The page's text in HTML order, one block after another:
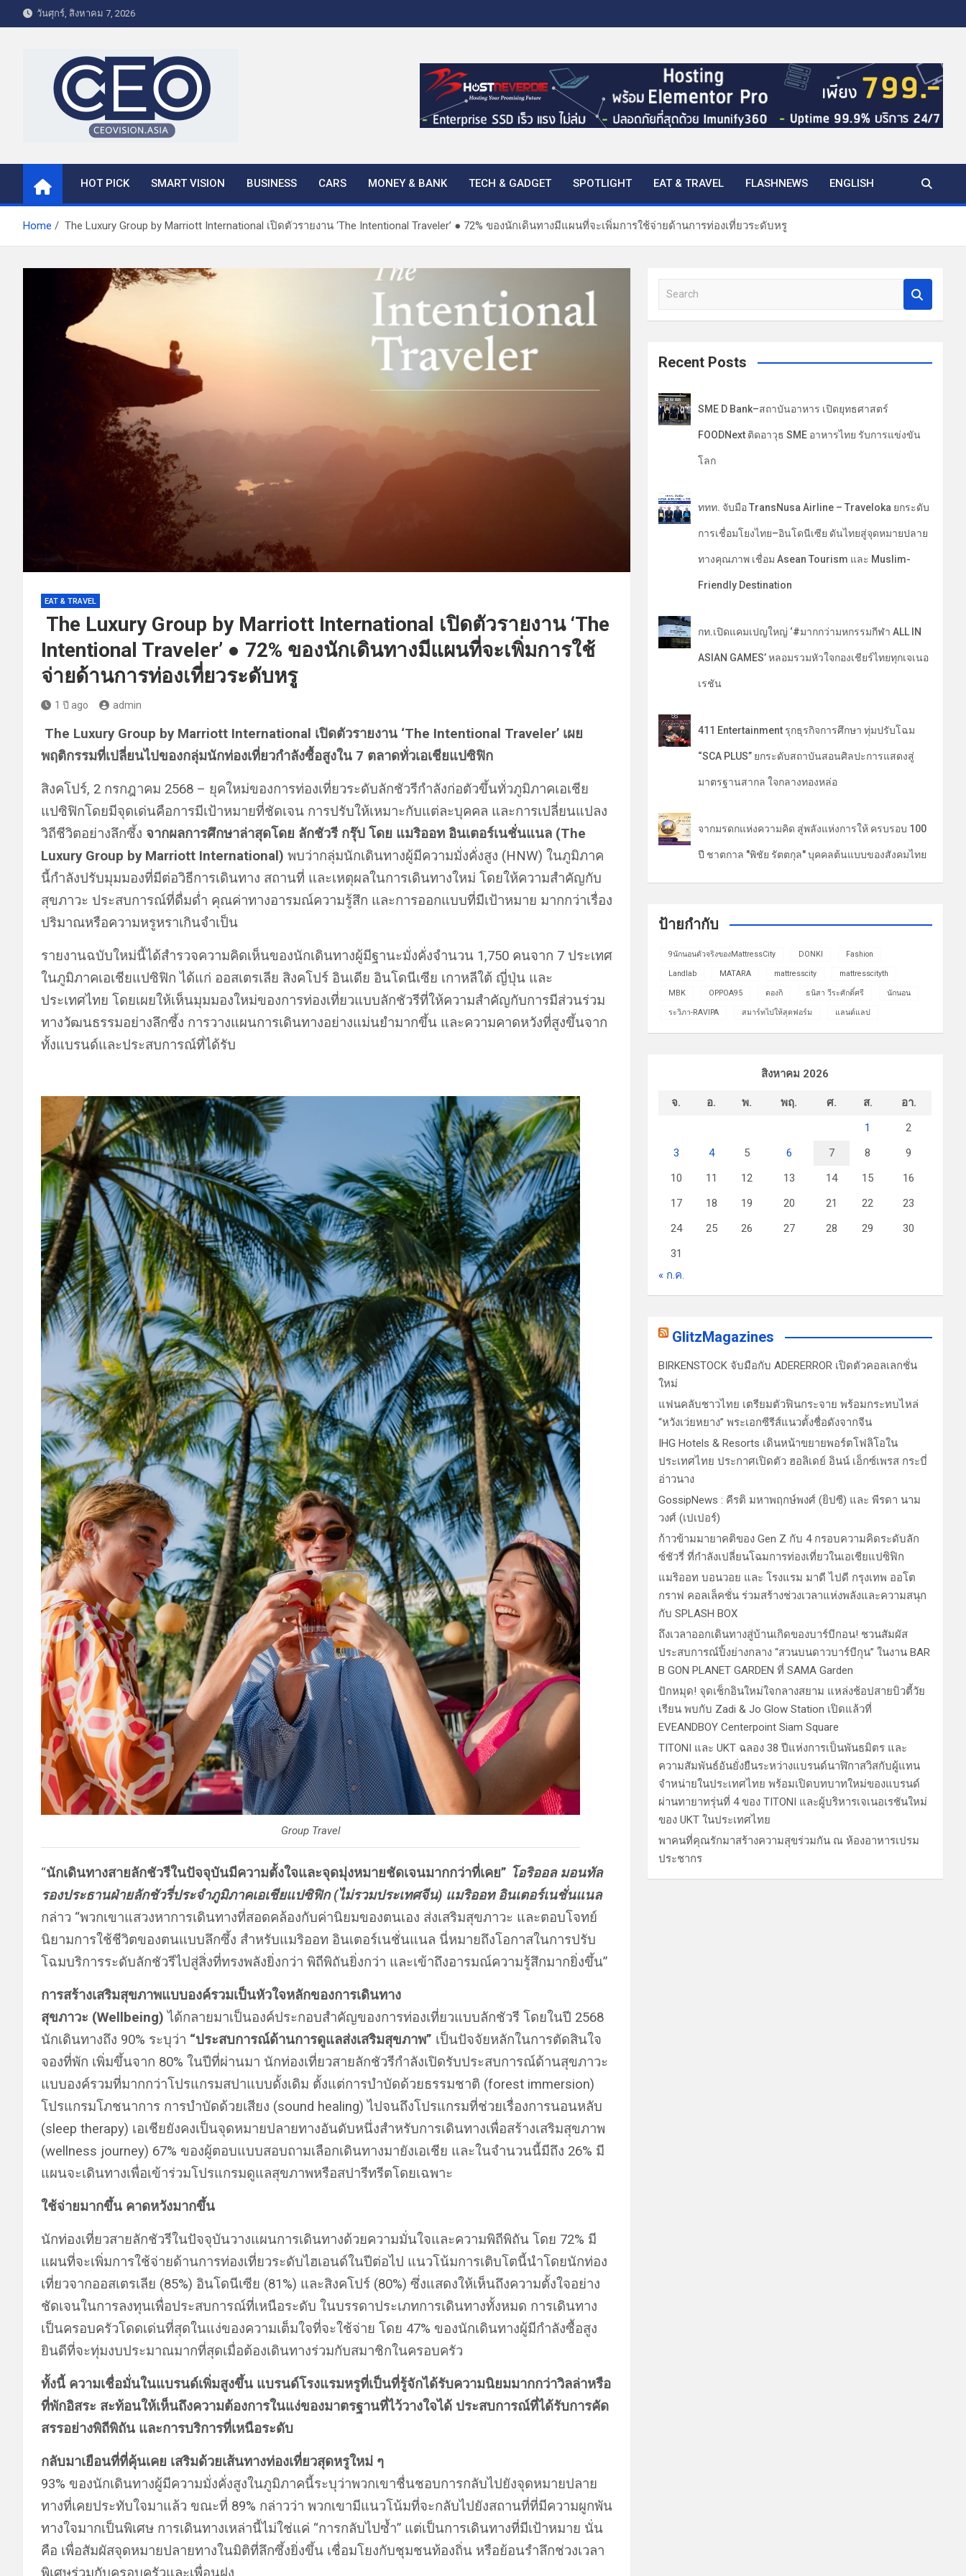
k
n
วันศุกร์, สิงหาคม 7, 2026
CEO VISION.ASIA
HOT PICK SMART VISION BUSINESS CARS MONEY & BANK TECH & GADGET SPOTLIGHT EAT & TRAVEL FLASHNEWS ENGLISH
Home The Luxury Group by Marriott International เปิดตัวรายงาน ‘The Intentional Traveler’ ● 72% ของนักเดินทางมีแผนที่จะเพิ่มการใช้จ่ายด้านการท่องเที่ยวระดับหรู
EAT & TRAVEL
The Luxury Group by Marriott International เปิดตัวรายงาน ‘The
Intentional Traveler’ ● 72% ของนักเดินทางมีแผนที่จะเพิ่มการใช้
จ่ายด้านการท่องเที่ยวระดับหรู
1 ปี ago admin
The Luxury Group by Marriott International เปิดตัวรายงาน ‘The Intentional Traveler’ เผย
พฤติกรรมที่เปลี่ยนไปของกลุ่มนักท่องเที่ยวกำลังซื้อสูงใน 7 ตลาดทั่วเอเชียแปซิฟิก
สิงคโปร์, 2 กรกฎาคม 2568 – ยุคใหม่ของการท่องเที่ยวระดับลักชัวรีกำลังก่อตัวขึ้นทั่วภูมิภาคเอเชีย
แปซิฟิกโดยมีจุดเด่นคือการมีเป้าหมายที่ชัดเจน การปรับให้เหมาะกับแต่ละบุคคล และการเปลี่ยนแปลง
วิถีชีวิตอย่างลึกซึ้ง จากผลการศึกษาล่าสุดโดย ลักชัวรี กรุ๊ป โดย แมริออท อินเตอร์เนชั่นแนล (The
Luxury Group by Marriott International) พบว่ากลุ่มนักเดินทางผู้มีความมั่งคั่งสูง (HNW) ในภูมิภาค
นี้กำลังปรับมุมมองที่มีต่อวิธีการเดินทาง สถานที่ และเหตุผลในการเดินทางใหม่ โดยให้ความสำคัญกับ
สุขภาวะ ประสบการณ์ที่ดื่มด่ำ คุณค่าทางอารมณ์ความรู้สึก และการออกแบบที่มีเป้าหมาย มากกว่าเรื่อง
ปริมาณหรือความหรูหราเกินจำเป็น
รายงานฉบับใหม่นี้ได้สำรวจความคิดเห็นของนักเดินทางผู้มีฐานะมั่งคั่งจำนวน 1,750 คนจาก 7 ประเทศ
ในภูมิภาคเอเชียแปซิฟิก ได้แก่ ออสเตรเลีย สิงคโปร์ อินเดีย อินโดนีเซีย เกาหลีใต้ ญี่ปุ่น และ
ประเทศไทย โดยเผยให้เห็นมุมมองใหม่ของการท่องเที่ยวแบบลักชัวรีที่ให้ความสำคัญกับการมีส่วนร่วม
ทางวัฒนธรรมอย่างลึกซึ้ง การวางแผนการเดินทางอย่างแม่นยำมากขึ้น และความคาดหวังที่สูงขึ้นจาก
ทั้งแบรนด์และประสบการณ์ที่ได้รับ
Group Travel
“นักเดินทางสายลักชัวรีในปัจจุบันมีความตั้งใจและจุดมุ่งหมายชัดเจนมากกว่าที่เคย” โอริออล มอนทัล
รองประธานฝ่ายลักชัวรี่ประจำภูมิภาคเอเชียแปซิฟิก (ไม่รวมประเทศจีน) แมริออท อินเตอร์เนชั่นแนล
กล่าว “พวกเขาแสวงหาการเดินทางที่สอดคล้องกับค่านิยมของตนเอง ส่งเสริมสุขภาวะ และตอบโจทย์
นิยามการใช้ชีวิตของตนแบบลึกซึ้ง สำหรับแมริออท อินเตอร์เนชั่นแนล นี่หมายถึงโอกาสในการปรับ
โฉมบริการระดับลักชัวรีไปสู่สิ่งที่ทรงพลังยิ่งกว่า พิถีพิถันยิ่งกว่า และเข้าถึงอารมณ์ความรู้สึกมากยิ่งขึ้น”
การสร้างเสริมสุขภาพแบบองค์รวมเป็นหัวใจหลักของการเดินทาง
สุขภาวะ (Wellbeing) ได้กลายมาเป็นองค์ประกอบสำคัญของการท่องเที่ยวแบบลักชัวรี โดยในปี 2568
นักเดินทางถึง 90% ระบุว่า “ประสบการณ์ด้านการดูแลส่งเสริมสุขภาพ” เป็นปัจจัยหลักในการตัดสินใจ
จองที่พัก เพิ่มขึ้นจาก 80% ในปีที่ผ่านมา นักท่องเที่ยวสายลักชัวรีกำลังเปิดรับประสบการณ์ด้านสุขภาวะ
แบบองค์รวมที่มากกว่าโปรแกรมสปาแบบดั้งเดิม ตั้งแต่การบำบัดด้วยธรรมชาติ (forest immersion)
โปรแกรมโภชนาการ การบำบัดด้วยเสียง (sound healing) ไปจนถึงโปรแกรมที่ช่วยเรื่องการนอนหลับ
(sleep therapy) เอเชียยังคงเป็นจุดหมายปลายทางอันดับหนึ่งสำหรับการเดินทางเพื่อสร้างเสริมสุขภาพ
(wellness journey) 67% ของผู้ตอบแบบสอบถามเลือกเดินทางมายังเอเชีย และในจำนวนนี้มีถึง 26% มี
แผนจะเดินทางเพื่อเข้าร่วมโปรแกรมดูแลสุขภาพหรือสปารีทรีตโดยเฉพาะ
ใช้จ่ายมากขึ้น คาดหวังมากขึ้น
นักท่องเที่ยวสายลักชัวรีในปัจจุบันวางแผนการเดินทางด้วยความมั่นใจและความพิถีพิถัน โดย 72% มี
แผนที่จะเพิ่มการใช้จ่ายด้านการท่องเที่ยวระดับไฮเอนด์ในปีต่อไป แนวโน้มการเติบโตนี้นำโดยนักท่อง
เที่ยวจากออสเตรเลีย (85%) อินโดนีเซีย (81%) และสิงคโปร์ (80%) ซึ่งแสดงให้เห็นถึงความตั้งใจอย่าง
ชัดเจนในการลงทุนเพื่อประสบการณ์ที่เหนือระดับ ในบรรดาประเภทการเดินทางทั้งหมด การเดินทาง
เป็นครอบครัวโดดเด่นที่สุดในแง่ของความเต็มใจที่จะใช้จ่าย โดย 47% ของนักเดินทางผู้มีกำลังซื้อสูง
ยินดีที่จะทุ่มงบประมาณมากที่สุดเมื่อต้องเดินทางร่วมกับสมาชิกในครอบครัว
ทั้งนี้ ความเชื่อมั่นในแบรนด์เพิ่มสูงขึ้น แบรนด์โรงแรมหรูที่เป็นที่รู้จักได้รับความนิยมมากกว่าวิลล่าหรือ
ที่พักอิสระ สะท้อนให้เห็นถึงความต้องการในแง่ของมาตรฐานที่ไว้วางใจได้ ประสบการณ์ที่ได้รับการคัด
สรรอย่างพิถีพิถัน และการบริการที่เหนือระดับ
กลับมาเยือนที่ที่คุ้นเคย เสริมด้วยเส้นทางท่องเที่ยวสุดหรูใหม่ ๆ
93% ของนักเดินทางผู้มีความมั่งคั่งสูงในภูมิภาคนี้ระบุว่าพวกเขาชื่นชอบการกลับไปยังจุดหมายปลาย
ทางที่เคยประทับใจมาแล้ว ขณะที่ 89% กล่าวว่า พวกเขามีแนวโน้มที่จะกลับไปยังสถานที่ที่มีความผูกพัน
ทางใจมากเป็นพิเศษ การเดินทางเหล่านี้ไม่ใช่แค่ “การกลับไปซ้ำ” แต่เป็นการเดินทางที่มีเป้าหมาย นั่น
คือ เพื่อสัมผัสจุดหมายปลายทางในมิติที่ลึกซึ้งยิ่งขึ้น เชื่อมโยงกับชุมชนท้องถิ่น หรือย้อนรำลึกช่วงเวลา
a
c
Recent Posts
SME D Bank–สถาบันอาหาร เปิดยุทธศาสตร์
FOODNext ติดอาวุธ SME อาหารไทย รับการแข่งขัน
โลก
ททท. จับมือ TransNusa Airline – Traveloka ยกระดับ
การเชื่อมโยงไทย–อินโดนีเซีย ดันไทยสู่จุดหมายปลาย
ทางคุณภาพ เชื่อม Asean Tourism และ Muslim-
Friendly Destination
กท.เปิดแคมเปญใหญ่ ‘#มากกว่ามหกรรมกีฬา ALL IN
ASIAN GAMES’ หลอมรวมหัวใจกองเชียร์ไทยทุกเจเนอ
เรชัน
411 Entertainment รุกธุรกิจการศึกษา ทุ่มปรับโฉม
“SCA PLUS” ยกระดับสถาบันสอนศิลปะการแสดงสู่
มาตรฐานสากล ใจกลางทองหล่อ
จากมรดกแห่งความคิด สู่พลังแห่งการให้ ครบรอบ 100
ปี ชาตกาล "พิชัย รัตตกุล" บุคคลต้นแบบของสังคมไทย
ป้ายกำกับ
9นักนอนตัวจริงของMattressCity DONKI Fashion
Landlab MATARA mattresscity mattresscityth
MBK OPPOA95 ดองกิ ธนิสา วีระศักดิ์ศรี นักนอน
ระวิภา-RAVIPA สมาร์ทไปให้สุดฟอร์ม แลนด์แลป
สิงหาคม 2026
จ. อ. พ. พฤ. ศ. ส.
อา.
1
2
3
4 5 6 7 8
9
10
11 12 13 14 15
16
17
18 19 20 21 22
23
24
25 26 27 28 29
30
31
« ก.ค.
GlitzMagazines
BIRKENSTOCK จับมือกับ ADERERROR เปิดตัวคอลเลกชั่น
ใหม่
แฟนคลับชาวไทย เตรียมตัวฟินกระจาย พร้อมกระทบไหล่
“หวังเว่ยหยาง” พระเอกซีรีส์แนวตั้งชื่อดังจากจีน
IHG Hotels & Resorts เดินหน้าขยายพอร์ตโฟลิโอใน
ประเทศไทย ประกาศเปิดตัว ฮอลิเดย์ อินน์ เอ็กซ์เพรส กระบี่
อ่าวนาง
GossipNews : คีรติ มหาพฤกษ์พงศ์ (ยิปซี) และ พีรดา นาม
วงศ์ (เปเปอร์)
ก้าวข้ามมายาคติของ Gen Z กับ 4 กรอบความคิดระดับลัก
ซ์ชัวรี่ ที่กำลังเปลี่ยนโฉมการท่องเที่ยวในเอเชียแปซิฟิก
แมริออท บอนวอย และ โรงแรม มาดี ไปดี กรุงเทพ ออโต
กราฟ คอลเล็คชั่น ร่วมสร้างช่วงเวลาแห่งพลังและความสนุก
กับ SPLASH BOX
ถึงเวลาออกเดินทางสู่บ้านเกิดของบาร์บีกอน! ชวนสัมผัส
ประสบการณ์ปิ้งย่างกลาง “สวนบนดาวบาร์บีกุน” ในงาน BAR
B GON PLANET GARDEN ที่ SAMA Garden
ปักหมุด! จุดเช็กอินใหม่ใจกลางสยาม แหล่งช้อปสายบิวตี้วัย
เรียน พบกับ Zadi & Jo Glow Station เปิดแล้วที่
EVEANDBOY Centerpoint Siam Square
TITONI และ UKT ฉลอง 38 ปีแห่งการเป็นพันธมิตร และ
ความสัมพันธ์อันยั่งยืนระหว่างแบรนด์นาฬิกาสวิสกับผู้แทน
จำหน่ายในประเทศไทย พร้อมเปิดบทบาทใหม่ของแบรนด์
ผ่านทายาทรุ่นที่ 4 ของ TITONI และผู้บริหารเจเนอเรชันใหม่
ของ UKT ในประเทศไทย
พาคนที่คุณรักมาสร้างความสุขร่วมกัน ณ ห้องอาหารเปรม
ประชากร